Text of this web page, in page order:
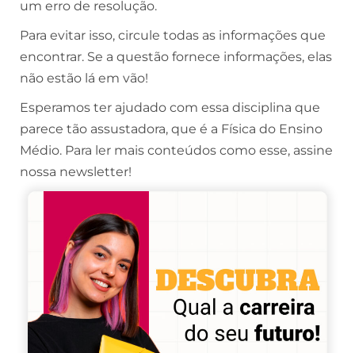
um erro de resolução.
Para evitar isso, circule todas as informações que
encontrar. Se a questão fornece informações, elas
não estão lá em vão!
Esperamos ter ajudado com essa disciplina que
parece tão assustadora, que é a Física do Ensino
Médio. Para ler mais conteúdos como esse, assine
nossa newsletter!